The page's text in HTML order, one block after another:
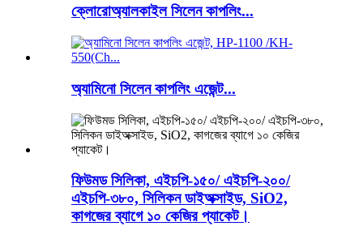
ক্লোরোঅ্যালকাইল সিলেন কাপলিং...
অ্যামিনো সিলেন কাপলিং এজেন্ট...
ফিউমড সিলিকা, এইচপি-১৫০/ এইচপি-২০০/
এইচপি-৩৮০, সিলিকন ডাইঅক্সাইড, SiO2,
কাগজের ব্যাগে ১০ কেজির প্যাকেট।